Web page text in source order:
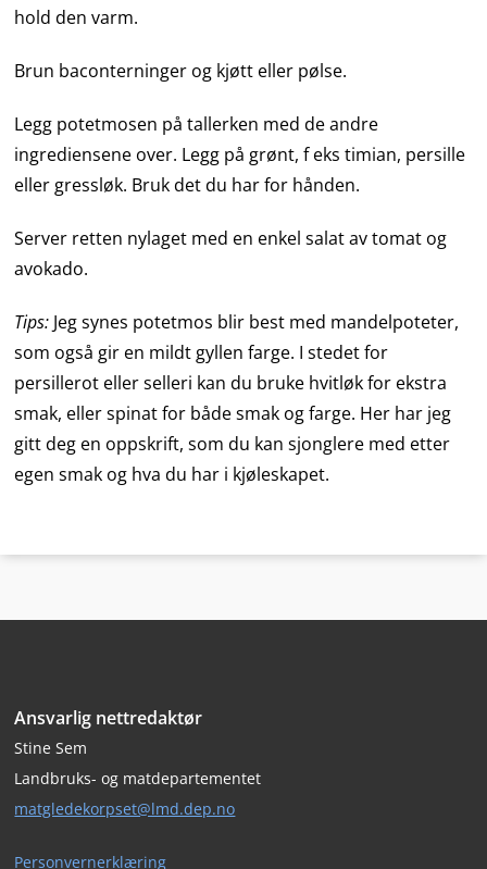
hold den varm.
Brun baconterninger og kjøtt eller pølse.
Legg potetmosen på tallerken med de andre
ingrediensene over. Legg på grønt, f eks timian, persille
eller gressløk. Bruk det du har for hånden.
Server retten nylaget med en enkel salat av tomat og
avokado.
Tips: Jeg synes potetmos blir best med mandelpoteter,
som også gir en mildt gyllen farge. I stedet for
persillerot eller selleri kan du bruke hvitløk for ekstra
smak, eller spinat for både smak og farge. Her har jeg
gitt deg en oppskrift, som du kan sjonglere med etter
egen smak og hva du har i kjøleskapet.
Ansvarlig nettredaktør
Stine Sem
Landbruks- og matdepartementet
matgledekorpset@lmd.dep.no
Personvernerklæring